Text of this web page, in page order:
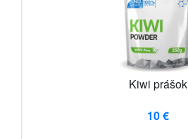
Kiwi prášok
10 €